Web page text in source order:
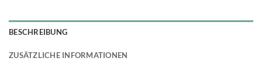
BESCHREIBUNG
ZUSÄTZLICHE INFORMATIONEN